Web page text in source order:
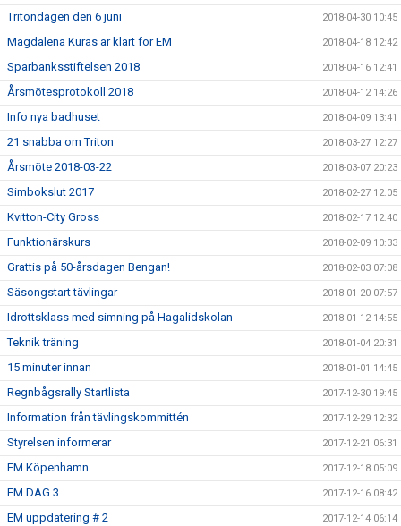
Tritondagen den 6 juni 2018-04-30 10:45
Magdalena Kuras är klart för EM 2018-04-18 12:42
Sparbanksstiftelsen 2018 2018-04-16 12:41
Årsmötesprotokoll 2018 2018-04-12 14:26
Info nya badhuset 2018-04-09 13:41
21 snabba om Triton 2018-03-27 12:27
Årsmöte 2018-03-22 2018-03-07 20:23
Simbokslut 2017 2018-02-27 12:05
Kvitton-City Gross 2018-02-17 12:40
Funktionärskurs 2018-02-09 10:33
Grattis på 50-årsdagen Bengan! 2018-02-03 07:08
Säsongstart tävlingar 2018-01-20 07:57
Idrottsklass med simning på Hagalidskolan 2018-01-12 14:55
Teknik träning 2018-01-04 20:31
15 minuter innan 2018-01-01 14:45
Regnbågsrally Startlista 2017-12-30 19:45
Information från tävlingskommittén 2017-12-29 12:32
Styrelsen informerar 2017-12-21 06:31
EM Köpenhamn 2017-12-18 05:09
EM DAG 3 2017-12-16 08:42
EM uppdatering # 2 2017-12-14 06:14